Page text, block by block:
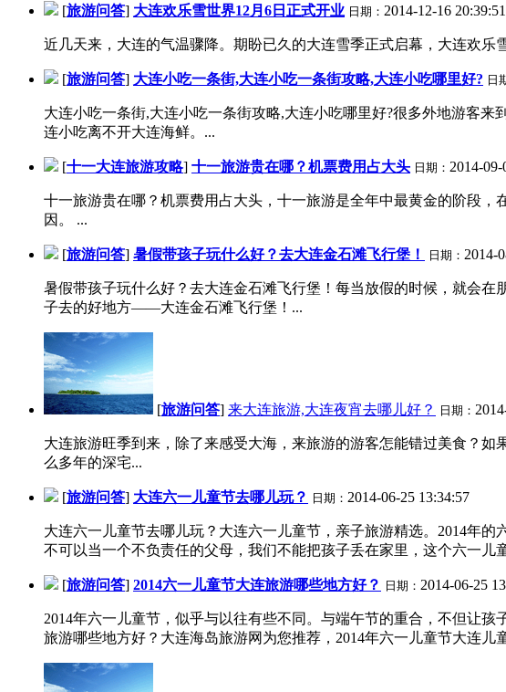
[旅游问答] 大连欢乐雪世界12月6日正式开业 日期： 2014-12-16 20:39:51
近几天来，大连的气温骤降。期盼已久的大连雪季正式启幕，大连欢
[旅游问答] 大连小吃一条街,大连小吃一条街攻略,大连小吃哪里好? 日
大连小吃一条街,大连小吃一条街攻略,大连小吃哪里好?很多外地游客
连小吃离不开大连海鲜。...
[十一大连旅游攻略] 十一旅游贵在哪？机票费用占大头 日期： 2014-09-
十一旅游贵在哪？机票费用占大头，十一旅游是全年中最黄金的阶段
因。 ...
[旅游问答] 暑假带孩子玩什么好？去大连金石滩飞行堡！ 日期： 2014-
暑假带孩子玩什么好？去大连金石滩飞行堡！每当放假的时候，就会
子去的好地方——大连金石滩飞行堡！...
[旅游问答] 来大连旅游,大连夜宵去哪儿好？ 日期：
大连旅游旺季到来，除了来感受大海，来旅游的游客怎能错过美食？
么多年的深宅...
[旅游问答] 大连六一儿童节去哪儿玩？ 日期： 2014-06-25 13:34:57
大连六一儿童节去哪儿玩？大连六一儿童节，亲子旅游精选。2014年
不可以当一个不负责任的父母，我们不能把孩子丢在家里，这个六一儿
[旅游问答] 2014六一儿童节大连旅游哪些地方好？ 日期： 2014-06-25
2014年六一儿童节，似乎与以往有些不同。与端午节的重合，不但让
旅游哪些地方好？大连海岛旅游网为您推荐，2014年六一儿童节大连儿